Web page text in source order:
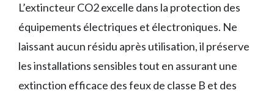
L’extincteur CO2 excelle dans la protection des
équipements électriques et électroniques. Ne
laissant aucun résidu après utilisation, il préserve
les installations sensibles tout en assurant une
extinction efficace des feux de classe B et des